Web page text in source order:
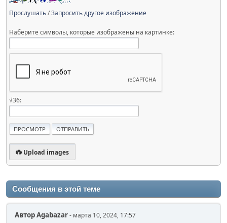
Прослушать/Запросить другое изображение
Наберите символы, которые изображены на картинке:
√36:
Upload images
Сообщения в этой теме
АвторAgabazar- марта 10, 2024, 17:57